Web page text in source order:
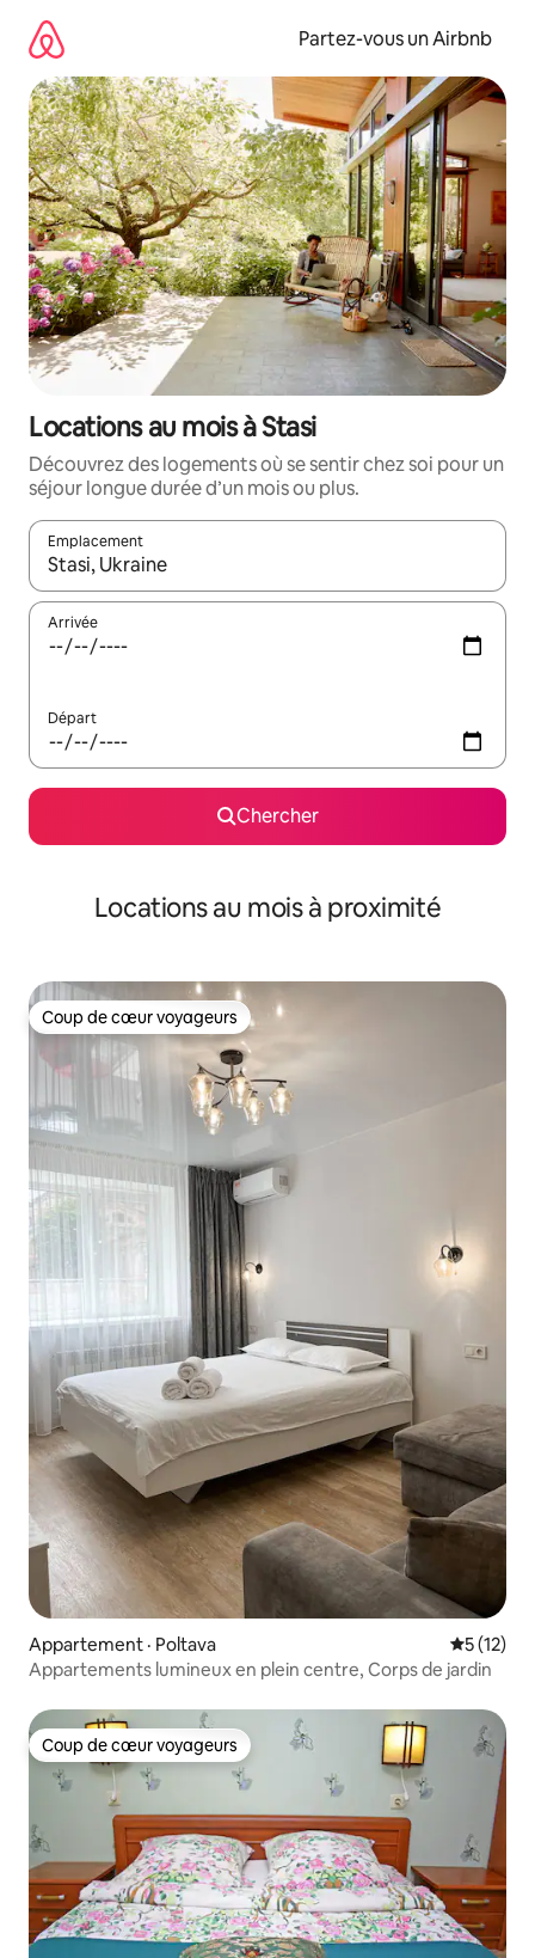
directement
contenu
Partez-vous un Airbnb
Locations au mois à Stasi
Découvrez des logements où se sentir chez soi pour un
séjour longue durée d’un mois ou plus.
Emplacement
Quand les résultats sont affichés, parcourez-les en utilisant
Arrivée
Départ
Chercher
Locations au mois à proximité
Coup de cœur voyageurs
Coup de cœur voyageurs
Appartement · Poltava Note
5 (12)
Appartements lumineux en plein centre, Corps de jardin
Coup de cœur voyageurs
Coup de cœur voyageurs